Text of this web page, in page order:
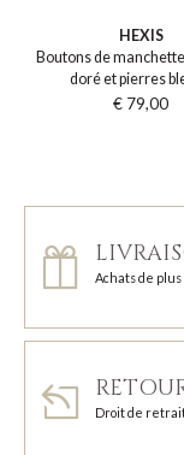
HEXIS
Boutons de
doré et pierres
€ 79,00
Achats de plus
Droit de